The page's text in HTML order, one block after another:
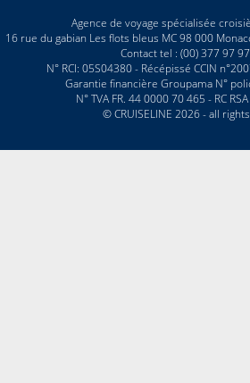
Agence de voyage spécialisée
16 rue du gabian Les flots bleus MC 98 000
Contact tel : (00) 377 97
N° RCI: 05S04380 - Récépissé CCIN
Garantie financière Groupama N°
N° TVA FR. 44 0000 70 465 - RC
© CRUISELINE 2026 - all